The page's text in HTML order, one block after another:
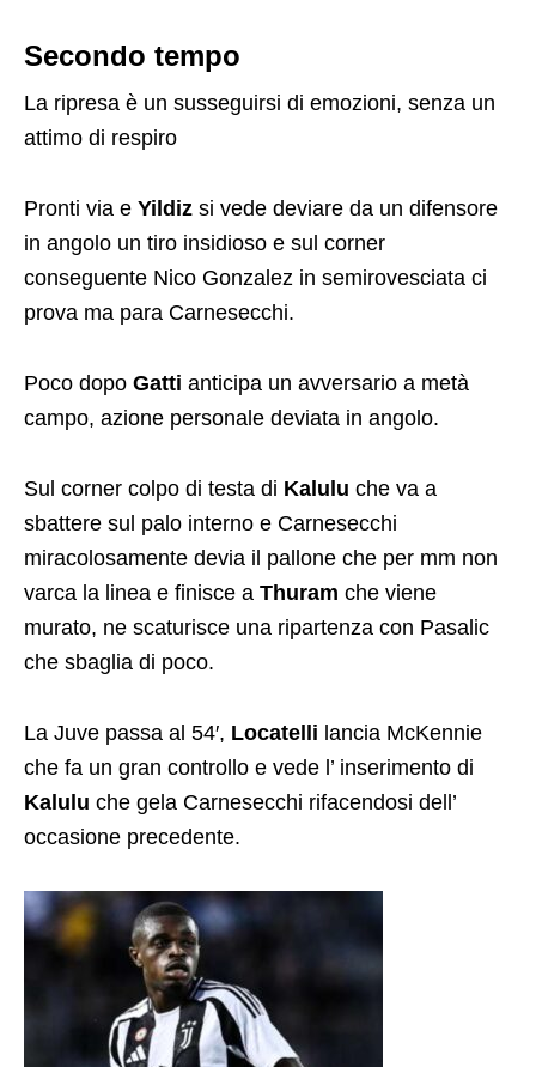
Secondo tempo
La ripresa è un susseguirsi di emozioni, senza un
attimo di respiro
Pronti via e Yildiz si vede deviare da un difensore
in angolo un tiro insidioso e sul corner
conseguente Nico Gonzalez in semirovesciata ci
prova ma para Carnesecchi.
Poco dopo Gatti anticipa un avversario a metà
campo, azione personale deviata in angolo.
Sul corner colpo di testa di Kalulu che va a
sbattere sul palo interno e Carnesecchi
miracolosamente devia il pallone che per mm non
varca la linea e finisce a Thuram che viene
murato, ne scaturisce una ripartenza con Pasalic
che sbaglia di poco.
La Juve passa al 54′, Locatelli lancia McKennie
che fa un gran controllo e vede l’ inserimento di
Kalulu che gela Carnesecchi rifacendosi dell’
occasione precedente.